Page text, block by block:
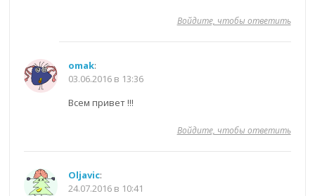
Войдите, чтобы ответить
omak:
03.06.2016 в 13:36
Всем привет !!!
Войдите, чтобы ответить
Oljavic:
24.07.2016 в 10:41